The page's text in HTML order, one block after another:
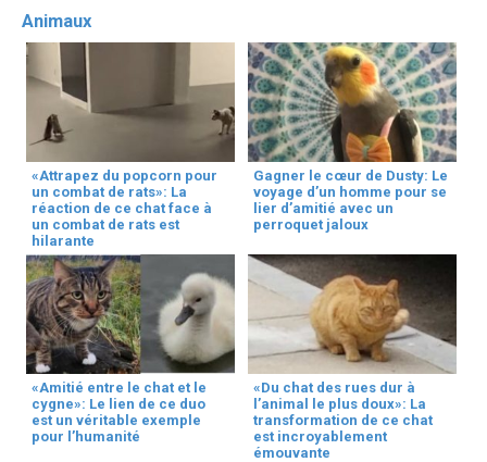
Animaux
«Attrapez du popcorn pour
un combat de rats»: La
réaction de ce chat face à
un combat de rats est
hilarante
Gagner le cœur de Dusty: Le
voyage d’un homme pour se
lier d’amitié avec un
perroquet jaloux
«Amitié entre le chat et le
cygne»: Le lien de ce duo
est un véritable exemple
pour l’humanité
«Du chat des rues dur à
l’animal le plus doux»: La
transformation de ce chat
est incroyablement
émouvante